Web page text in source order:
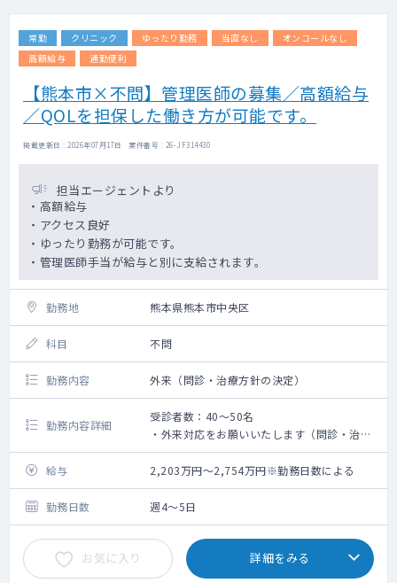
常勤 クリニック ゆったり勤務 当直なし
オンコールなし
高額給与
通勤便利
【熊本市×不問】管理医師の募集／高額給与
／QOLを担保した働き方が可能です。
掲載更新日 : 2026年07月17日 案件番号 : 26-JF314430
担当エージェントより
・高額給与
・アクセス良好
・ゆったり勤務が可能です。
・管理医師手当が給与と別に支給されます。
勤務地 熊本県熊本市中央区
科目 不問
勤務内容 外来（問診・治療方針の決定）
勤務内容詳細
受診者数：40～50名
・外来対応をお願いいたします（問診・治療
方針の決定等）
・基本は問診のみになります
給与 2,203万円～2,754万円※勤務日数による
勤務日数 週4～5日
お気に入り 詳細をみる